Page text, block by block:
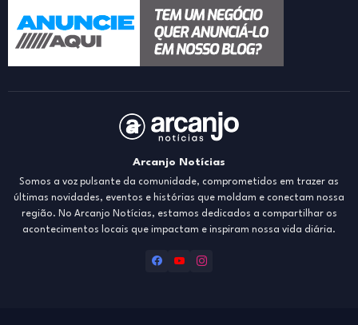
Arcanjo Notícias
Somos a voz pulsante da comunidade, comprometidos em trazer as
últimas novidades, eventos e histórias que moldam e conectam nossa
região. No Arcanjo Notícias, estamos dedicados a compartilhar os
acontecimentos locais que impactam e inspiram nossa vida diária.